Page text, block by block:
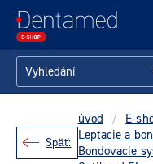
Späť:
úvod / E-
Leptacie a
Bondovacie